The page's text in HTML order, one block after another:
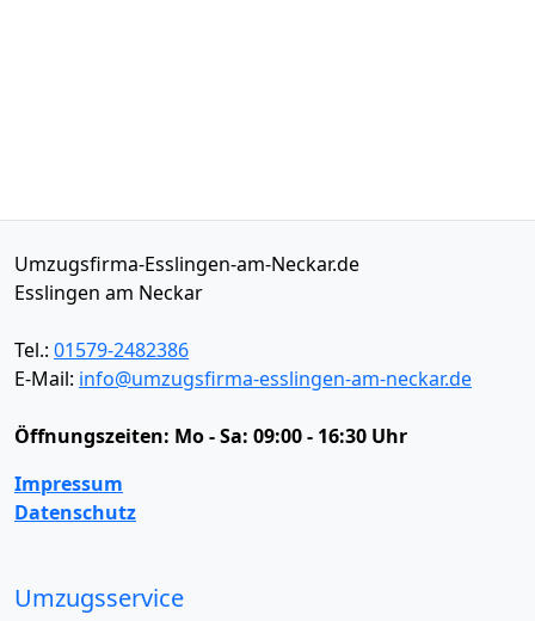
Umzugsfirma-Esslingen-am-Neckar.de
Esslingen am Neckar
Tel.: 01579-2482386
E-Mail: info@umzugsfirma-esslingen-am-neckar.de
Öffnungszeiten: Mo - Sa: 09:00 - 16:30 Uhr
Impressum
Datenschutz
Umzugsservice